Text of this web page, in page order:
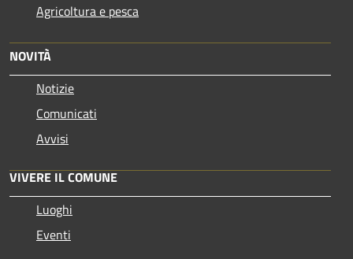
Agricoltura e pesca
NOVITÀ
Notizie
Comunicati
Avvisi
VIVERE IL COMUNE
Luoghi
Eventi